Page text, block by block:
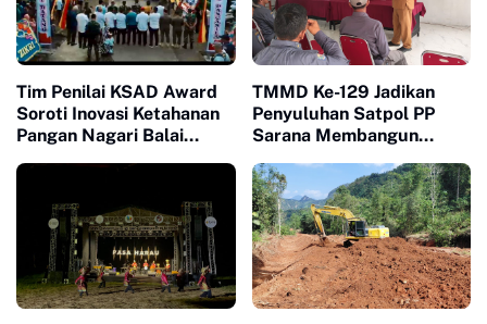
Tim Penilai KSAD Award
Soroti Inovasi Ketahanan
Pangan Nagari Balai
TMMD Ke-129 Jadikan
Penyuluhan Satpol PP
Sarana Membangun
Ketertiban